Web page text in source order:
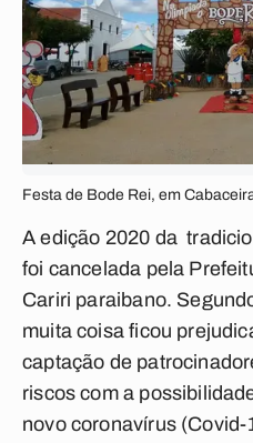
Festa de Bode Rei, em
A edição 2020 da
foi cancelada pela
Cariri paraibano.
muita coisa ficou
captação de
riscos com a
novo coronavírus (Covid-